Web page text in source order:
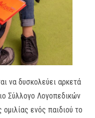
να δυσκολεύει αρκετά
Σύλλογο Λογοπεδικών
ενός παιδιού το